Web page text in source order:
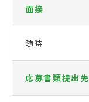
面接
随時
応募書類提出先